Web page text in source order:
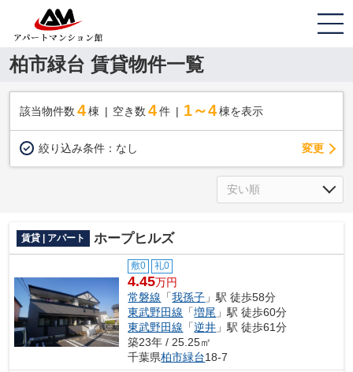
柏市緑台 賃貸物件一覧
該当物件数 4棟 空き数 4 件 1～4 棟を表示
絞り込み条件： なし 変更
賃貸 | アパート ホープヒルズ
敷0 礼0
4.45万円
常磐線 「我孫子 」駅 徒歩58分
東武野田線 「増尾 」駅 徒歩60分
東武野田線 「逆井 」駅 徒歩61分
築23年 / 25.25㎡
千葉県柏市緑台18-7